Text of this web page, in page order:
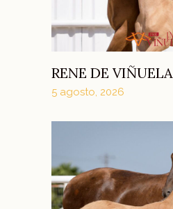
RENE DE VIÑUELA
5 agosto, 2026